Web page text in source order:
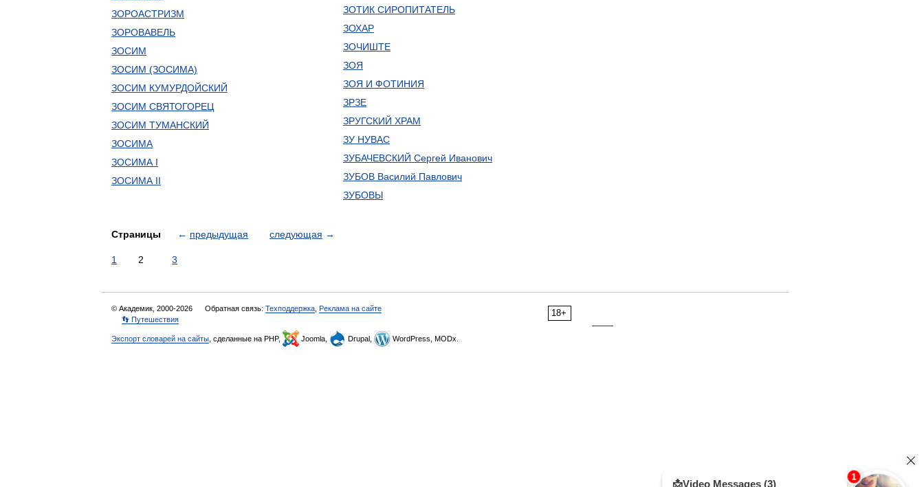
ЗОРОАСТРИЗМ
ЗОРОВАВЕЛЬ
ЗОСИМ
ЗОСИМ (ЗОСИМА)
ЗОСИМ КУМУРДОЙСКИЙ
ЗОСИМ СВЯТОГОРЕЦ
ЗОСИМ ТУМАНСКИЙ
ЗОСИМА
ЗОСИМА I
ЗОСИМА II
ЗОТИК СИРОПИТАТЕЛЬ
ЗОХАР
ЗОЧИШТЕ
ЗОЯ
ЗОЯ И ФОТИНИЯ
ЗРЗЕ
ЗРУГСКИЙ ХРАМ
ЗУ НУВАС
ЗУБАЧЕВСКИЙ Сергей Иванович
ЗУБОВ Василий Павлович
ЗУБОВЫ
Страницы ← предыдущая следующая →
1 2 3
18+
© Академик, 2000-2026 Обратная связь: Техподдержка Реклама на сайте
👣 Путешествия
Экспорт словарей на сайты , сделанные на PHP, Joomla, Drupal, WordPress, MODx.